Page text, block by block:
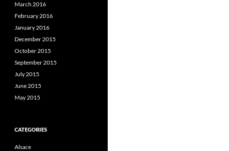
March 2016
February 2016
January 2016
December 2015
October 2015
September 2015
July 2015
June 2015
May 2015
CATEGORIES
Alsace